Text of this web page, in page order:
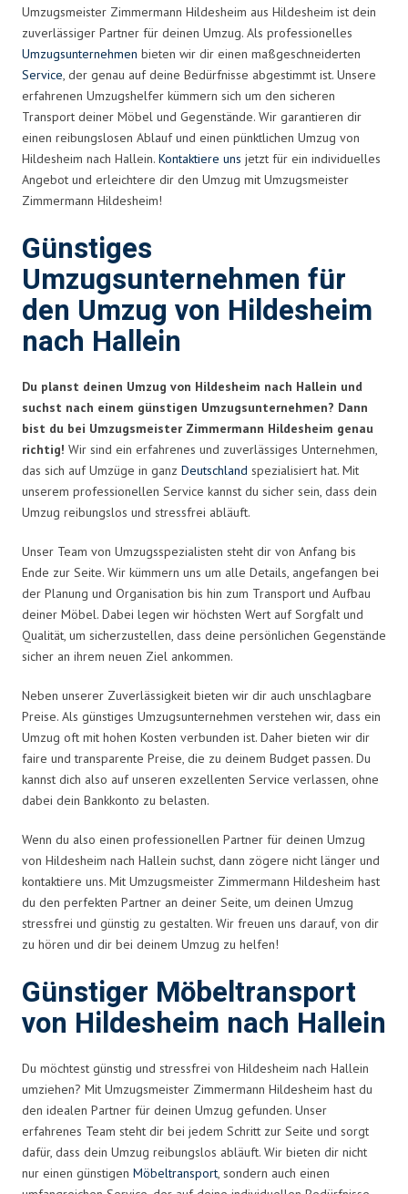
Umzugsmeister Zimmermann Hildesheim aus Hildesheim ist dein
zuverlässiger Partner für deinen Umzug. Als professionelles
Umzugsunternehmen bieten wir dir einen maßgeschneiderten
Service, der genau auf deine Bedürfnisse abgestimmt ist. Unsere
erfahrenen Umzugshelfer kümmern sich um den sicheren
Transport deiner Möbel und Gegenstände. Wir garantieren dir
einen reibungslosen Ablauf und einen pünktlichen Umzug von
Hildesheim nach Hallein. Kontaktiere uns jetzt für ein individuelles
Angebot und erleichtere dir den Umzug mit Umzugsmeister
Zimmermann Hildesheim!
Günstiges
Umzugsunternehmen für
den Umzug von Hildesheim
nach Hallein
Du planst deinen Umzug von Hildesheim nach Hallein und
suchst nach einem günstigen Umzugsunternehmen? Dann
bist du bei Umzugsmeister Zimmermann Hildesheim genau
richtig! Wir sind ein erfahrenes und zuverlässiges Unternehmen,
das sich auf Umzüge in ganz Deutschland spezialisiert hat. Mit
unserem professionellen Service kannst du sicher sein, dass dein
Umzug reibungslos und stressfrei abläuft.
Unser Team von Umzugsspezialisten steht dir von Anfang bis
Ende zur Seite. Wir kümmern uns um alle Details, angefangen bei
der Planung und Organisation bis hin zum Transport und Aufbau
deiner Möbel. Dabei legen wir höchsten Wert auf Sorgfalt und
Qualität, um sicherzustellen, dass deine persönlichen Gegenstände
sicher an ihrem neuen Ziel ankommen.
Neben unserer Zuverlässigkeit bieten wir dir auch unschlagbare
Preise. Als günstiges Umzugsunternehmen verstehen wir, dass ein
Umzug oft mit hohen Kosten verbunden ist. Daher bieten wir dir
faire und transparente Preise, die zu deinem Budget passen. Du
kannst dich also auf unseren exzellenten Service verlassen, ohne
dabei dein Bankkonto zu belasten.
Wenn du also einen professionellen Partner für deinen Umzug
von Hildesheim nach Hallein suchst, dann zögere nicht länger und
kontaktiere uns. Mit Umzugsmeister Zimmermann Hildesheim hast
du den perfekten Partner an deiner Seite, um deinen Umzug
stressfrei und günstig zu gestalten. Wir freuen uns darauf, von dir
zu hören und dir bei deinem Umzug zu helfen!
Günstiger Möbeltransport
von Hildesheim nach Hallein
Du möchtest günstig und stressfrei von Hildesheim nach Hallein
umziehen? Mit Umzugsmeister Zimmermann Hildesheim hast du
den idealen Partner für deinen Umzug gefunden. Unser
erfahrenes Team steht dir bei jedem Schritt zur Seite und sorgt
dafür, dass dein Umzug reibungslos abläuft. Wir bieten dir nicht
nur einen günstigen Möbeltransport, sondern auch einen